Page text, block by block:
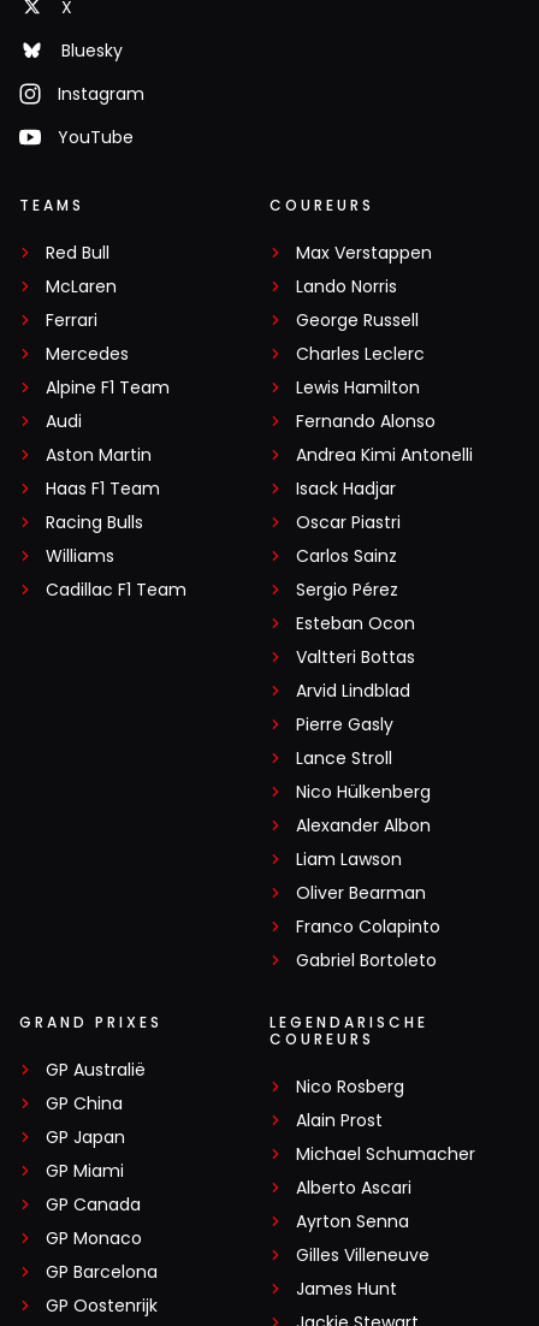
X
Bluesky
Instagram
YouTube
TEAMS
Red Bull
McLaren
Ferrari
Mercedes
Alpine F1 Team
Audi
Aston Martin
Haas F1 Team
Racing Bulls
Williams
Cadillac F1 Team
COUREURS
Max Verstappen
Lando Norris
George Russell
Charles Leclerc
Lewis Hamilton
Fernando Alonso
Andrea Kimi Antonelli
Isack Hadjar
Oscar Piastri
Carlos Sainz
Sergio Pérez
Esteban Ocon
Valtteri Bottas
Arvid Lindblad
Pierre Gasly
Lance Stroll
Nico Hülkenberg
Alexander Albon
Liam Lawson
Oliver Bearman
Franco Colapinto
Gabriel Bortoleto
GRAND PRIXES
GP Australië
GP China
GP Japan
GP Miami
GP Canada
GP Monaco
GP Barcelona
GP Oostenrijk
LEGENDARISCHE
COUREURS
Nico Rosberg
Alain Prost
Michael Schumacher
Alberto Ascari
Ayrton Senna
Gilles Villeneuve
James Hunt